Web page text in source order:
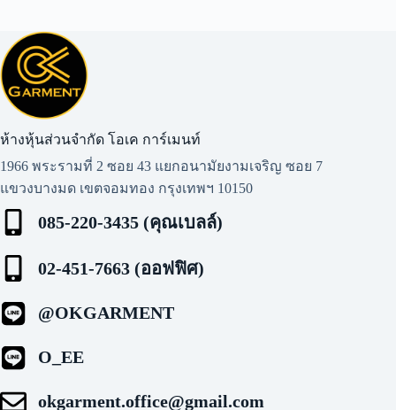
ห้างหุ้นส่วนจำกัด โอเค การ์เมนท์​
1966 พระรามที่ 2 ซอย 43 แยกอนามัยงามเจริญ ซอย 7
แขวงบางมด เขตจอมทอง กรุงเทพฯ 10150
085-220-3435 (คุณเบลล์)
02-451-7663 (ออฟฟิศ)
@OKGARMENT
O_EE
okgarment.office@gmail.com